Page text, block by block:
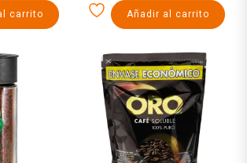
carrito Añadir al carrito